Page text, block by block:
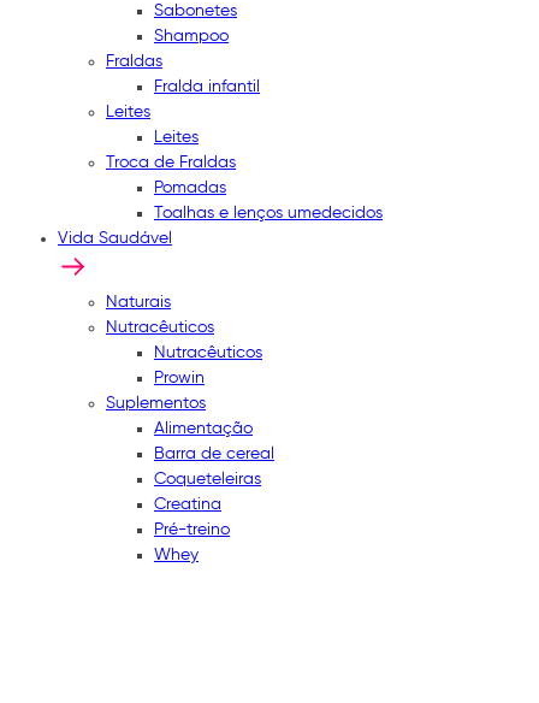
Sabonetes
Shampoo
Fraldas
Fralda infantil
Leites
Leites
Troca de Fraldas
Pomadas
Toalhas e lenços umedecidos
Vida Saudável
Naturais
Nutracêuticos
Nutracêuticos
Prowin
Suplementos
Alimentação
Barra de cereal
Coqueteleiras
Creatina
Pré-treino
Whey